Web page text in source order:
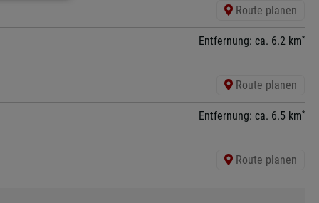
Route planen
Entfernung: ca. 6.2 km*
Route planen
Entfernung: ca. 6.5 km*
Route planen